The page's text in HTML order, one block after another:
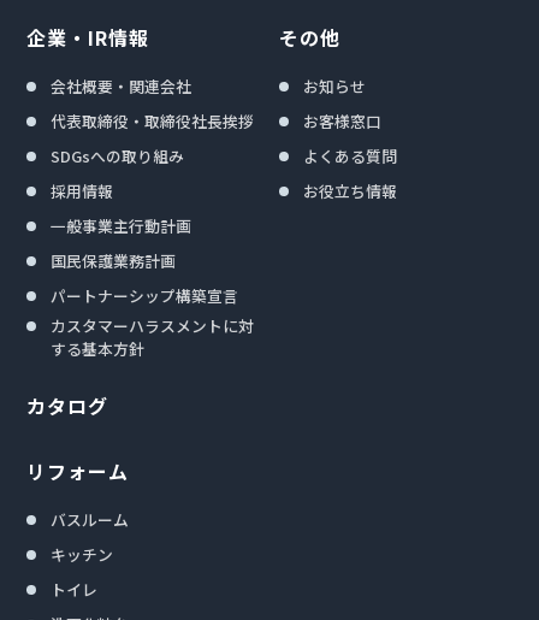
企業・IR情報
会社概要・関連会社
代表取締役・取締役社長挨拶
SDGsへの取り組み
採用情報
一般事業主行動計画
国民保護業務計画
パートナーシップ構築宣言
カスタマーハラスメントに対
する基本方針
カタログ
リフォーム
バスルーム
キッチン
トイレ
その他
お知らせ
お客様窓口
よくある質問
お役立ち情報